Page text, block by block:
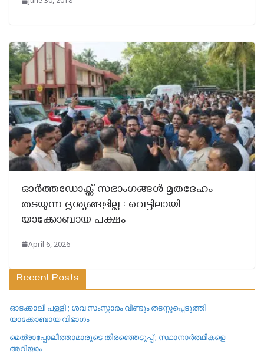
ഓർത്തഡോക്സ് സഭാംഗങ്ങൾ മൃതദേഹം
തടയുന്ന ദൃശ്യങ്ങളില്ല : വെട്ടിലായി
യാക്കോബായ പക്ഷം
April 6, 2026
Recent Posts
ഓടക്കാലി പള്ളി ; ശവ സംസ്കാരം വീണ്ടും തടസ്സപ്പെടുത്തി
യാക്കോബായ വിഭാഗം
മെത്രാപ്പോലീത്താമാരുടെ തിരഞ്ഞെടുപ്പ് ; സ്ഥാനാർത്ഥികളെ
അറിയാം